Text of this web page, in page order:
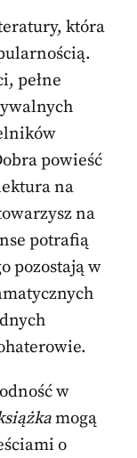
która
pełne
powieść
na
na
potrafią
pozostają w
w
mogą
o